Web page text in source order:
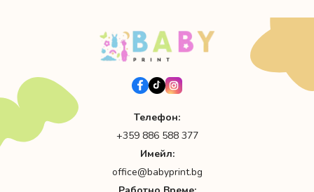
Телефон:
+359 886 588 377
Имейл:
office@babyprint.bg